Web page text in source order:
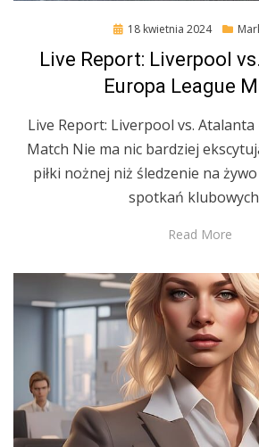
Posted
18 kwietnia 2024
Live Report: Liverpool
Europa League
Live Report: Liverpool vs.
Match Nie ma nic bardziej
piłki nożnej niż śledzenie na
spotkań
Read More